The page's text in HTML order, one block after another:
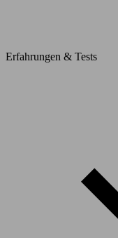
Erfahrungen & Tests